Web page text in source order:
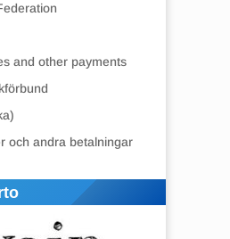
and other payments
och andra betalningar